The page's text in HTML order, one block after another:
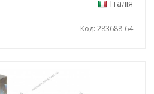
Італія
Код: 283688-64